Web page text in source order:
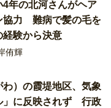
4年の北河さんがヘア
協力 難病で髪の毛を
経験から決意
侑輝
わ）の霞堤地区、気象
」に反映されず 行政